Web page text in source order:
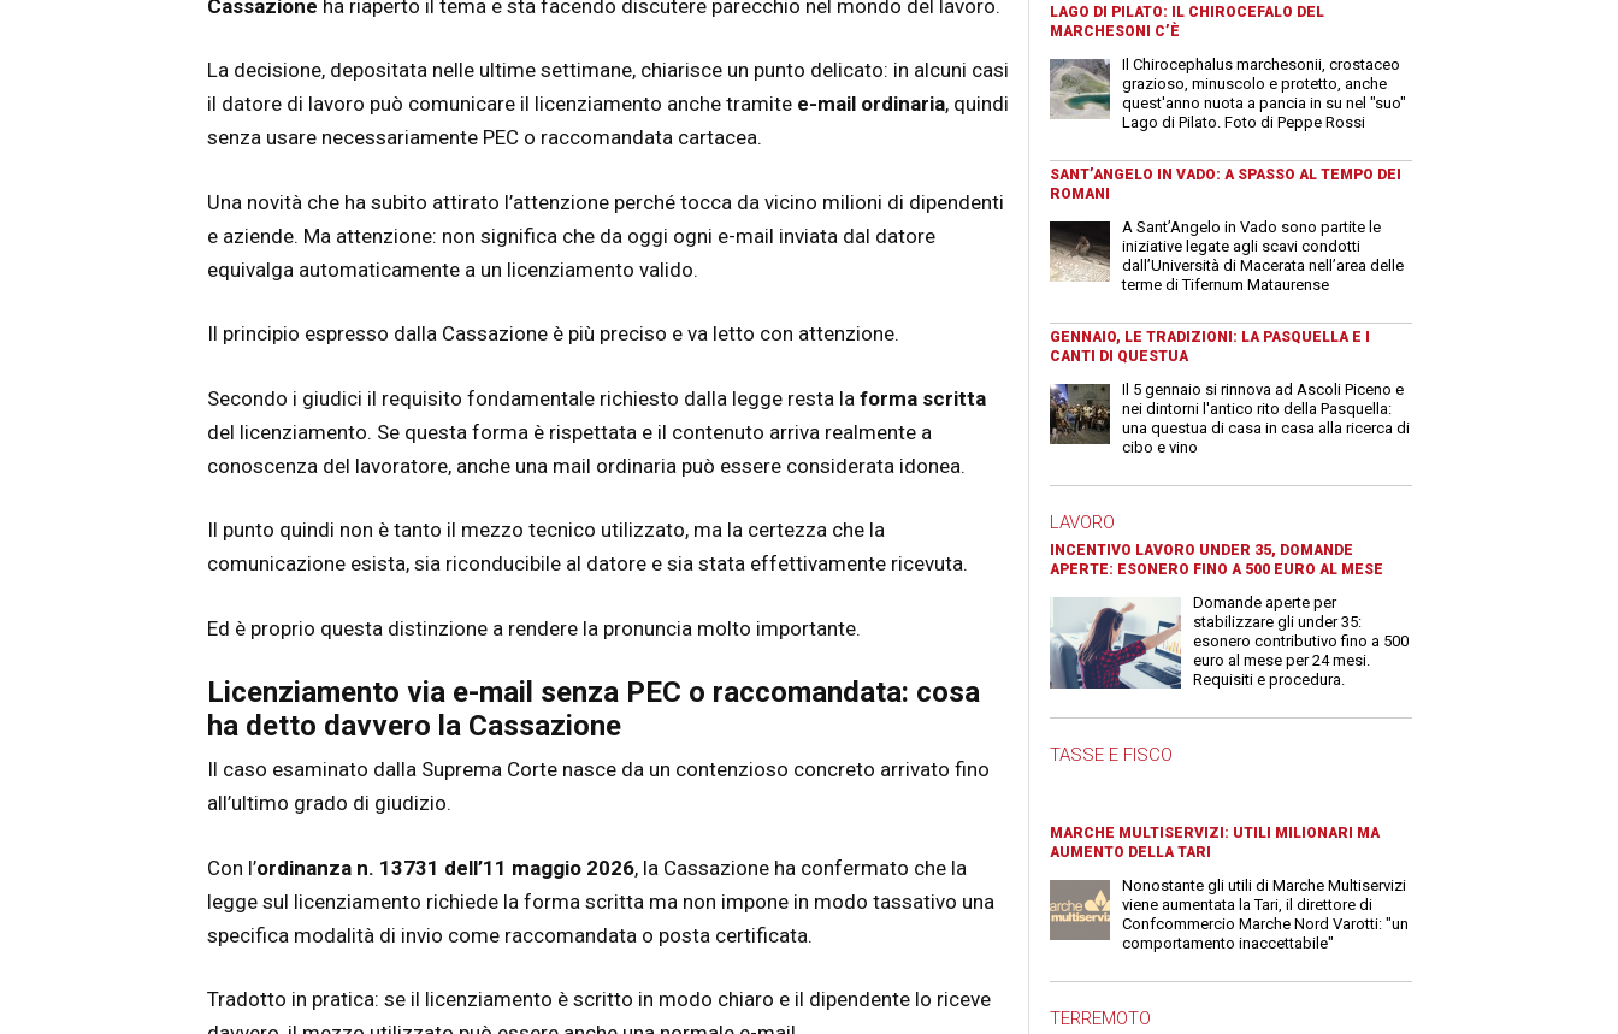
Cassazione ha riaperto il tema e sta facendo discutere parecchio nel mondo del lavoro.
La decisione, depositata nelle ultime settimane, chiarisce un punto delicato: in alcuni casi
il datore di lavoro può comunicare il licenziamento anche tramite e-mail ordinaria, quindi
senza usare necessariamente PEC o raccomandata cartacea.
Una novità che ha subito attirato l’attenzione perché tocca da vicino milioni di dipendenti
e aziende. Ma attenzione: non significa che da oggi ogni e-mail inviata dal datore
equivalga automaticamente a un licenziamento valido.
Il principio espresso dalla Cassazione è più preciso e va letto con attenzione.
Secondo i giudici il requisito fondamentale richiesto dalla legge resta la forma scritta
del licenziamento. Se questa forma è rispettata e il contenuto arriva realmente a
conoscenza del lavoratore, anche una mail ordinaria può essere considerata idonea.
Il punto quindi non è tanto il mezzo tecnico utilizzato, ma la certezza che la
comunicazione esista, sia riconducibile al datore e sia stata effettivamente ricevuta.
Ed è proprio questa distinzione a rendere la pronuncia molto importante.
Licenziamento via e-mail senza PEC o raccomandata: cosa
ha detto davvero la Cassazione
Il caso esaminato dalla Suprema Corte nasce da un contenzioso concreto arrivato fino
all’ultimo grado di giudizio.
Con l’ordinanza n. 13731 dell’11 maggio 2026, la Cassazione ha confermato che la
legge sul licenziamento richiede la forma scritta ma non impone in modo tassativo una
specifica modalità di invio come raccomandata o posta certificata.
Tradotto in pratica: se il licenziamento è scritto in modo chiaro e il dipendente lo riceve
LAGO DI PILATO: IL CHIROCEFALO DEL
MARCHESONI C’È
Il Chirocephalus marchesonii, crostaceo
grazioso, minuscolo e protetto, anche
quest'anno nuota a pancia in su nel "suo"
Lago di Pilato. Foto di Peppe Rossi
SANT’ANGELO IN VADO: A SPASSO AL TEMPO DEI
ROMANI
A Sant’Angelo in Vado sono partite le
iniziative legate agli scavi condotti
dall’Università di Macerata nell’area delle
terme di Tifernum Mataurense
GENNAIO, LE TRADIZIONI: LA PASQUELLA E I
CANTI DI QUESTUA
Il 5 gennaio si rinnova ad Ascoli Piceno e
nei dintorni l'antico rito della Pasquella:
una questua di casa in casa alla ricerca di
cibo e vino
LAVORO
INCENTIVO LAVORO UNDER 35, DOMANDE
APERTE: ESONERO FINO A 500 EURO AL MESE
Domande aperte per
stabilizzare gli under 35:
esonero contributivo fino a 500
euro al mese per 24 mesi.
Requisiti e procedura.
TASSE E FISCO
MARCHE MULTISERVIZI: UTILI MILIONARI MA
AUMENTO DELLA TARI
Nonostante gli utili di Marche Multiservizi
viene aumentata la Tari, il direttore di
Confcommercio Marche Nord Varotti: "un
comportamento inaccettabile"
TERREMOTO